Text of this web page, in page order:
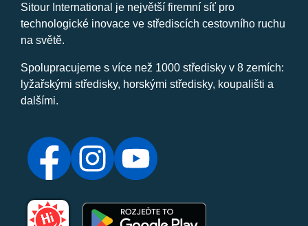
Sitour International je největší firemní síť pro
technologické inovace ve střediscích cestovního ruchu
na světě.
Spolupracujeme s více než 1000 středisky v 8 zemích:
lyžařskými středisky, horskými středisky, koupališti a
dalšími.